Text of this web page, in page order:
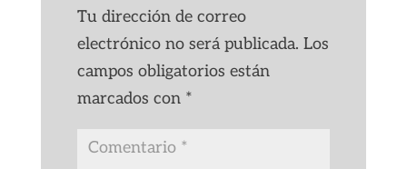
Tu dirección de correo
electrónico no será publicada. Los
campos obligatorios están
marcados con *